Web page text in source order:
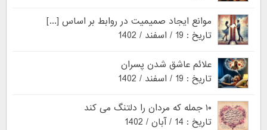
موانع ایجاد صمیمیت در روابط بر اساس [...]
تاریخ : 19 / اسفند / 1402
علائم عاشق شدن پسران
تاریخ : 19 / اسفند / 1402
۱۰ جمله که مردان را دلتنگ می کند
تاریخ : 14 / آبان / 1402